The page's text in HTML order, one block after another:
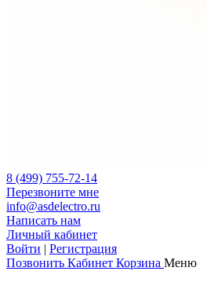
8 (499) 755-72-14
Перезвоните мне
info@asdelectro.ru
Написать нам
Личный кабинет
Войти | Регистрация
Позвонить Кабинет Корзина Меню